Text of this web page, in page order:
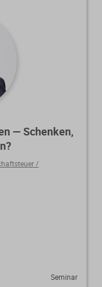
— Schenken,
/
Seminar